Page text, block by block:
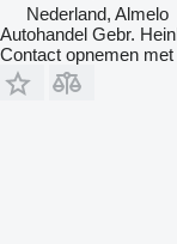
Nederland, Almelo
Autohandel Gebr.
Contact opnemen